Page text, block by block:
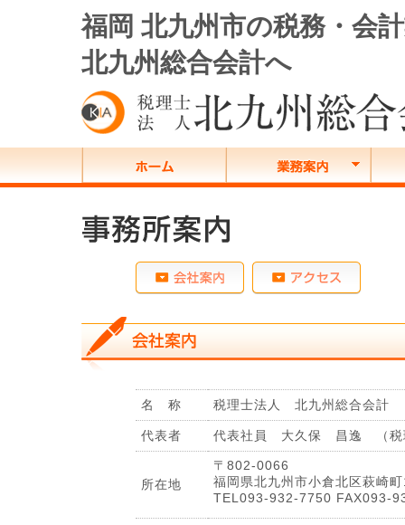
福岡 北九州市の税務・会
北九州総合会計へ
名 称 税理士法人 北九州総合会計
代表者 代表社員 大久保 昌逸 （税
所在地
〒802-0066
福岡県北九州市小倉北区萩崎
TEL093-932-7750